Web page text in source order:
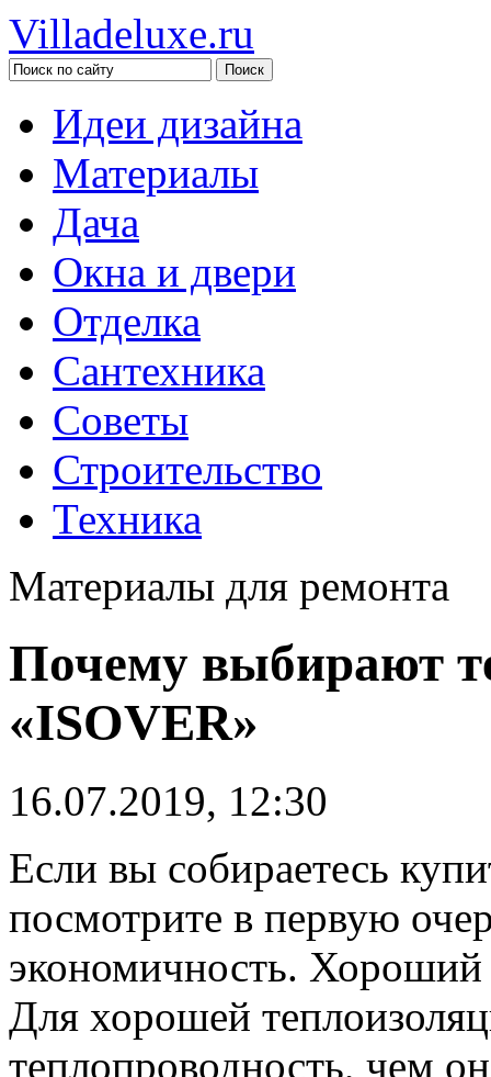
Villadeluxe.ru
Идеи дизайна
Материалы
Дача
Окна и двери
Отделка
Сантехника
Советы
Строительство
Техника
Материалы для ремонта
Почему выбирают
«ISOVER»
16.07.2019, 12:30
Если вы собираетесь
посмотрите в первую
экономичность.
Для хорошей
теплопроводность, чем